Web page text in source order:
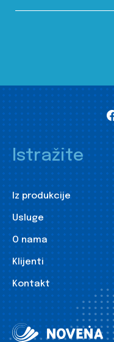
Istražite
Iz produkcije
Usluge
O nama
Klijenti
Kontakt